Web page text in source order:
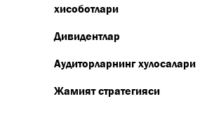
хисоботлари
Дивидентлар
Аудиторларнинг хулосалари
Жамият стратегияси